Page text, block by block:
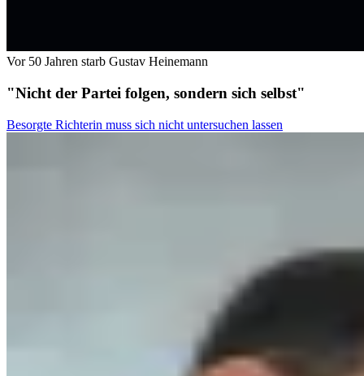
Vor 50 Jahren starb Gustav Heinemann
"Nicht der Partei folgen, sondern sich selbst"
Besorgte Richterin muss sich nicht untersuchen lassen